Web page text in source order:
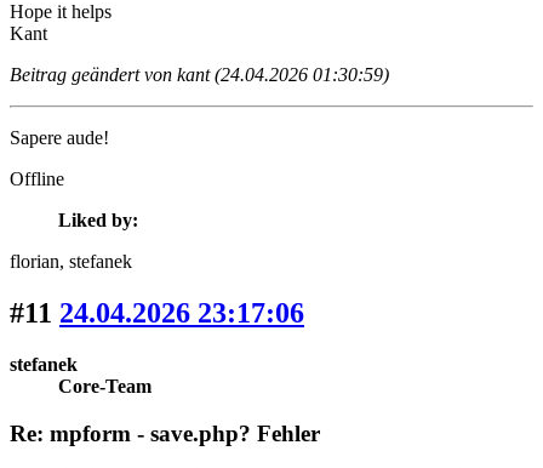
Hope it helps
Kant
Beitrag geändert von kant (24.04.2026 01:30:59)
Sapere aude!
Offline
Liked by:
florian, stefanek
#11 24.04.2026 23:17:06
stefanek
Core-Team
Re: mpform - save.php? Fehler